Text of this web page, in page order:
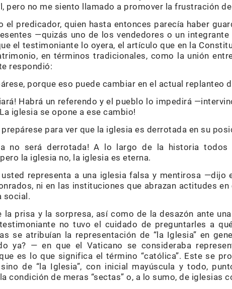
pero no me siento llamado a promover la frustración
el predicador, quien hasta entonces parecía haber
—quizás uno de los vendedores o un
el testimoniante lo oyera, el artículo que en la
en términos tradicionales, como la unión
respondió:
porque eso puede cambiar en el actual replanteo
Habrá un referendo y el pueblo lo impedirá
iglesia se opone a ese cambio!
para ver que la iglesia es derrotada en su
no será derrotada! A lo largo de la historia
la iglesia no, la iglesia es eterna.
representa a una iglesia falsa y mentirosa —dijo
ni en las instituciones que abrazan actitudes
social.
la prisa y la sorpresa, así como de la desazón ante
no tuvo el cuidado de preguntarles a
se atribuían la representación de “la Iglesia” en
ya? — en que el Vaticano se consideraba
es lo que significa el término “católica”. Este se
de “la Iglesia”, con inicial mayúscula y todo,
condición de meras “sectas” o, a lo sumo, de iglesias